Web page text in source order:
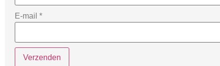
E-mail *